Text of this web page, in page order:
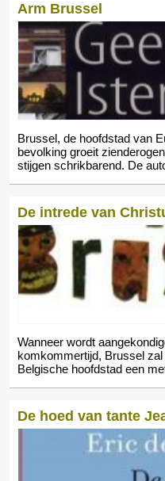
Arm Brussel
Brussel, de hoofdstad van
bevolking groeit
stijgen schrikbarend. De
De intrede van
Wanneer wordt
komkommertijd, Brussel
Belgische hoofdstad een
De hoed van tante